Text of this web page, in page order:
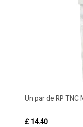
Un par de RP
£ 14.40